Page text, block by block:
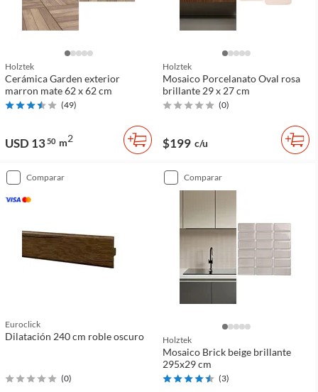
Holztek
Cerámica Garden exterior
marron mate 62 x 62 cm
(49)
USD 1350 m2
Holztek
Mosaico Porcelanato Oval rosa
brillante 29 x 27 cm
(0)
$199 c/u
comparar
Euroclick
Dilatación 240 cm roble oscuro
(0)
comparar
Holztek
Mosaico Brick beige brillante
295x29 cm
(3)